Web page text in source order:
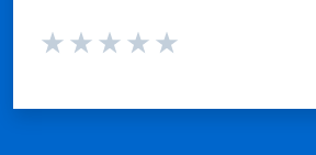
Valuta da 1 a 5 stelle la pagina